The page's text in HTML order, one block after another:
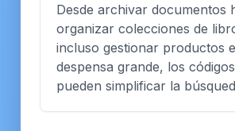
Desde archivar documentos
organizar colecciones de
incluso gestionar productos
despensa grande, los
pueden simplificar la